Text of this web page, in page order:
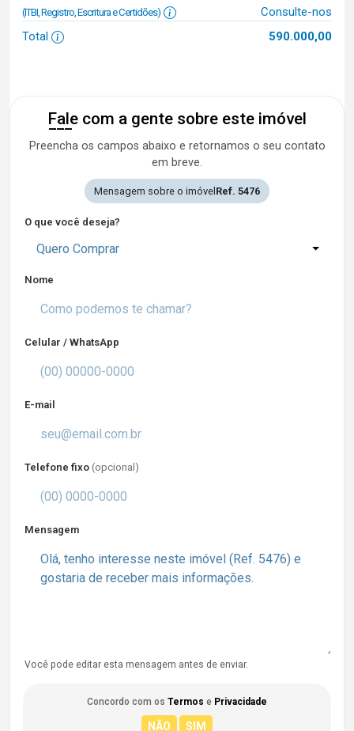
(ITBI, Registro, Escritura e Certidões)
Consulte-nos
Total
590.000,00
Fale com a gente sobre este imóvel
Preencha os campos abaixo e retornamos o seu contato
em breve.
Mensagem sobre o imóvel Ref. 5476
O que você deseja?
Quero Comprar
Nome
Celular / WhatsApp
E-mail
Telefone fixo (opcional)
Mensagem
Você pode editar esta mensagem antes de enviar.
Concordo com os Termos e Privacidade